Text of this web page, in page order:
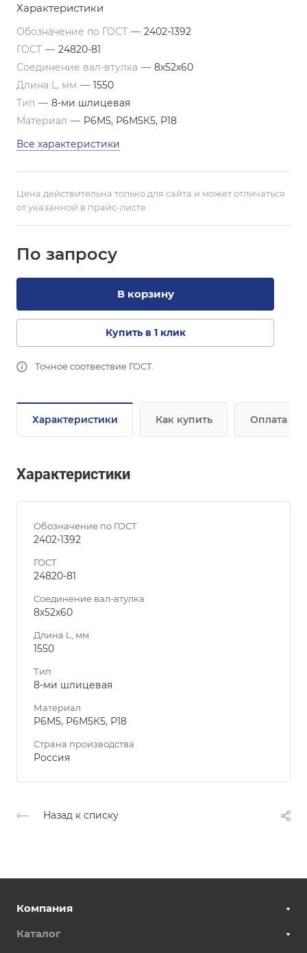
Характеристики
Обозначение по ГОСТ — 2402-1392
ГОСТ — 24820-81
Соединение вал-втулка — 8х52х60
Длина L, мм — 1550
Тип — 8-ми шлицевая
Материал — Р6М5, Р6М5К5, Р18
Все характеристики
Цена действительна только для сайта и может отличаться
от указанной в прайс-листе
По запросу
В корзину
Купить в 1 клик
Точное соотвествие ГОСТ.
Характеристики Как купить Оплата
Характеристики
Обозначение по ГОСТ
2402-1392
ГОСТ
24820-81
Соединение вал-втулка
8х52х60
Длина L, мм
1550
Тип
8-ми шлицевая
Материал
Р6М5, Р6М5К5, Р18
Страна производства
Россия
Назад к списку
Компания
Каталог